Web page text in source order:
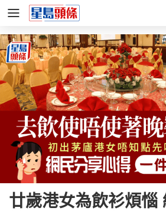
廿歲港女為飲衫煩惱